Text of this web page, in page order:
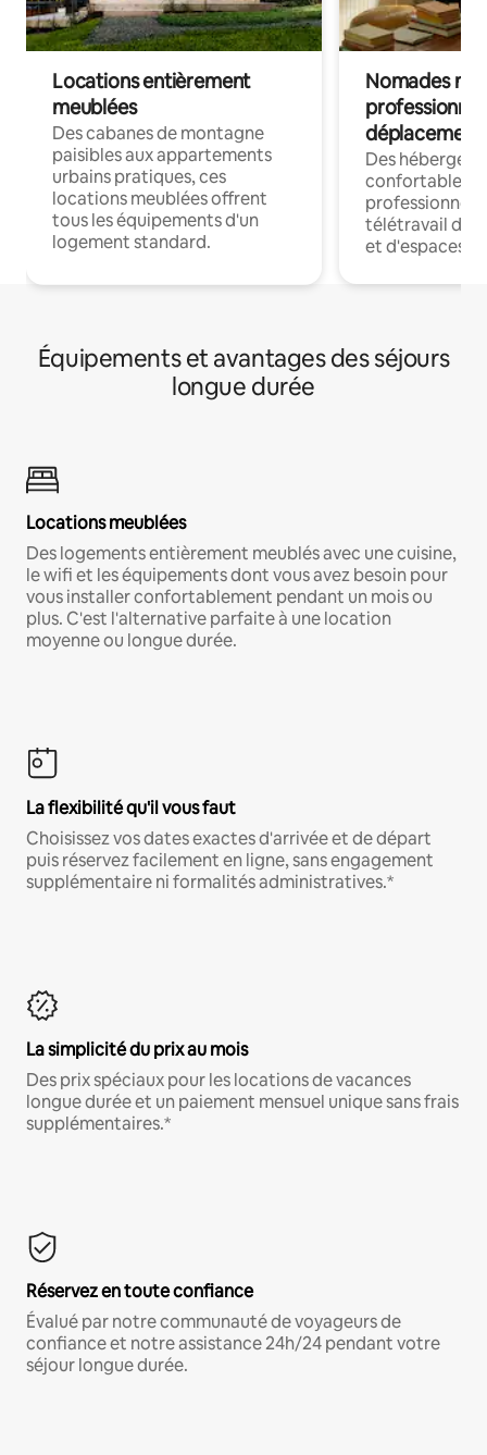
Locations entièrement
meublées
Des cabanes de montagne
paisibles aux appartements
urbains pratiques, ces
locations meublées offrent
tous les équipements d'un
logement standard.
Nomades
déplacement
Des
confortables
professionnels
télétravail
et d'espaces
Équipements et avantages des séjours
longue durée
Locations meublées
Des logements entièrement meublés avec une cuisine,
le wifi et les équipements dont vous avez besoin pour
vous installer confortablement pendant un mois ou
plus. C'est l'alternative parfaite à une location
moyenne ou longue durée.
La flexibilité qu'il vous faut
Choisissez vos dates exactes d'arrivée et de départ
puis réservez facilement en ligne, sans engagement
supplémentaire ni formalités administratives.*
La simplicité du prix au mois
Des prix spéciaux pour les locations de vacances
longue durée et un paiement mensuel unique sans frais
supplémentaires.*
Réservez en toute confiance
Évalué par notre communauté de voyageurs de
confiance et notre assistance 24h/24 pendant votre
séjour longue durée.